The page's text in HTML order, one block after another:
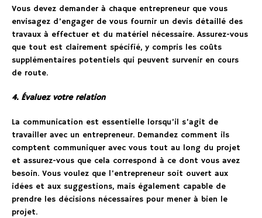
Vous devez demander à chaque entrepreneur que vous
envisagez d’engager de vous fournir un devis détaillé des
travaux à effectuer et du matériel nécessaire. Assurez-vous
que tout est clairement spécifié, y compris les coûts
supplémentaires potentiels qui peuvent survenir en cours
de route.
4. Évaluez votre relation
La communication est essentielle lorsqu’il s’agit de
travailler avec un entrepreneur. Demandez comment ils
comptent communiquer avec vous tout au long du projet
et assurez-vous que cela correspond à ce dont vous avez
besoin. Vous voulez que l’entrepreneur soit ouvert aux
idées et aux suggestions, mais également capable de
prendre les décisions nécessaires pour mener à bien le
projet.